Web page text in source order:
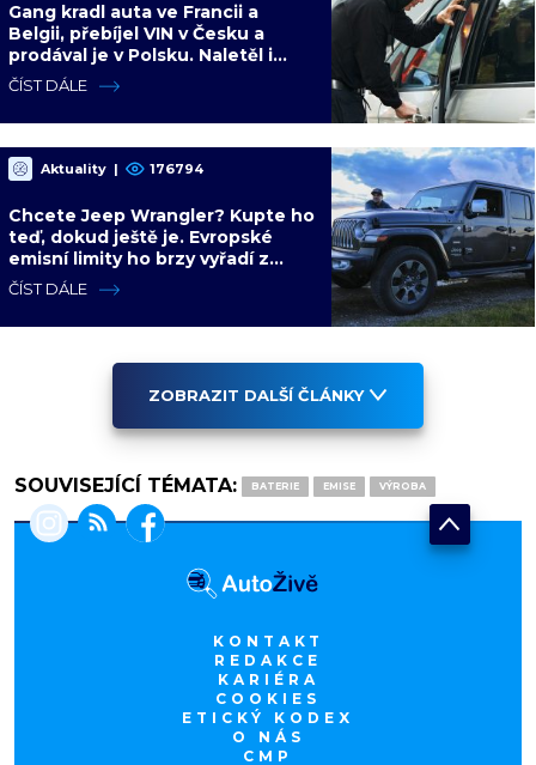
Gang kradl auta ve Francii a
Belgii, přebíjel VIN v Česku a
prodával je v Polsku. Naletěl i
polský vicepremiér
ČÍST DÁLE
Aktuality | 176794
Chcete Jeep Wrangler? Kupte ho
teď, dokud ještě je. Evropské
emisní limity ho brzy vyřadí z
nabídky nadobro
ČÍST DÁLE
ZOBRAZIT DALŠÍ ČLÁNKY
SOUVISEJÍCÍ TÉMATA: BATERIE EMISE VÝROBA
KONTAKT
REDAKCE
KARIÉRA
COOKIES
ETICKÝ KODEX
O NÁS
CMP